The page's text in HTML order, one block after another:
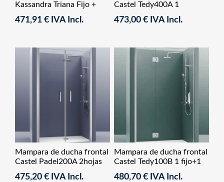
Kassandra Triana Fijo +
471,91 € IVA Incl.
Castel Tedy400A 1
473,00 € IVA Incl.
Mampara de ducha frontal
Castel Padel200A 2hojas
475,20 € IVA Incl.
Mampara de ducha frontal
Castel Tedy100B 1 fijo+1
480,70 € IVA Incl.